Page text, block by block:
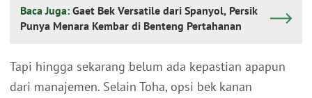
Baca Juga: Gaet Bek Versatile dari Spanyol, Persik
Punya Menara Kembar di Benteng Pertahanan
Tapi hingga sekarang belum ada kepastian apapun
dari manajemen. Selain Toha, opsi bek kanan